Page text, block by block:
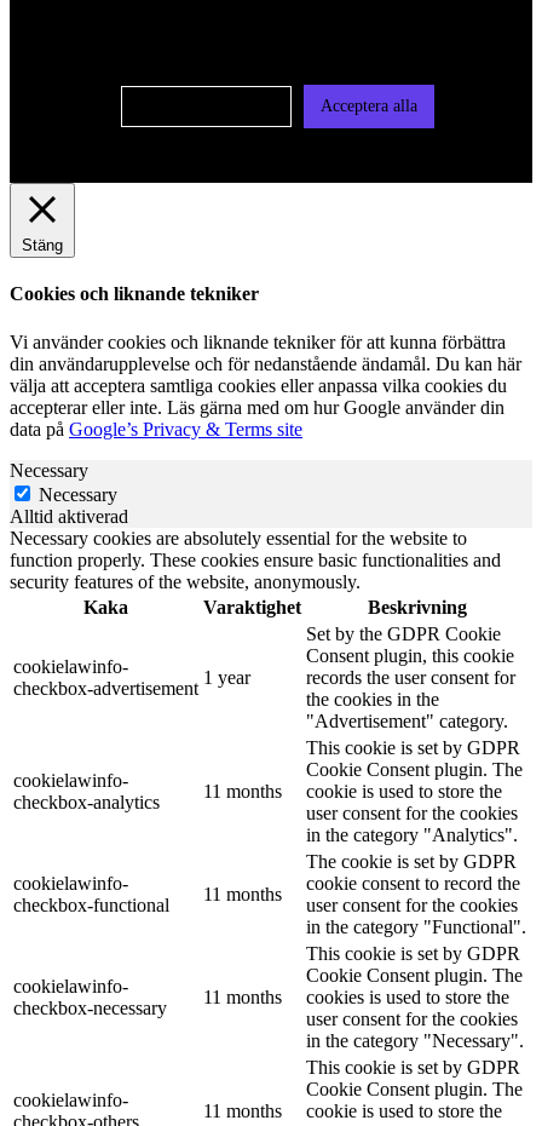
Acceptera alla
Stäng
Cookies och liknande tekniker
Vi använder cookies och liknande tekniker för att kunna förbättra
din användarupplevelse och för nedanstående ändamål. Du kan här
välja att acceptera samtliga cookies eller anpassa vilka cookies du
accepterar eller inte. Läs gärna med om hur Google använder din
data på Google’s Privacy & Terms site
Necessary
Necessary
Alltid aktiverad
Necessary cookies are absolutely essential for the website to
function properly. These cookies ensure basic functionalities and
security features of the website, anonymously.
Kaka
Varaktighet Beskrivning
cookielawinfo-
checkbox-advertisement
1 year
Set by the GDPR Cookie
Consent plugin, this cookie
records the user consent for
the cookies in the
"Advertisement" category.
cookielawinfo-
checkbox-analytics
11 months
This cookie is set by GDPR
Cookie Consent plugin. The
cookie is used to store the
user consent for the cookies
in the category "Analytics".
cookielawinfo-
checkbox-functional
11 months
The cookie is set by GDPR
cookie consent to record the
user consent for the cookies
in the category "Functional".
cookielawinfo-
checkbox-necessary
11 months
This cookie is set by GDPR
Cookie Consent plugin. The
cookies is used to store the
user consent for the cookies
in the category "Necessary".
cookielawinfo-
checkbox-others
11 months
This cookie is set by GDPR
Cookie Consent plugin. The
cookie is used to store the